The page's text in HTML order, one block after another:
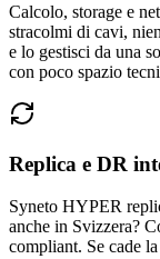
Calcolo, storage e
stracolmi di cavi,
e lo gestisci da una
con poco spazio
Replica e DR
Syneto HYPER
anche in Svizzera?
compliant. Se cade